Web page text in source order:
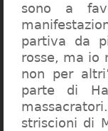
sono a
partiva da
rosse, ma io
non per
parte di
striscioni di